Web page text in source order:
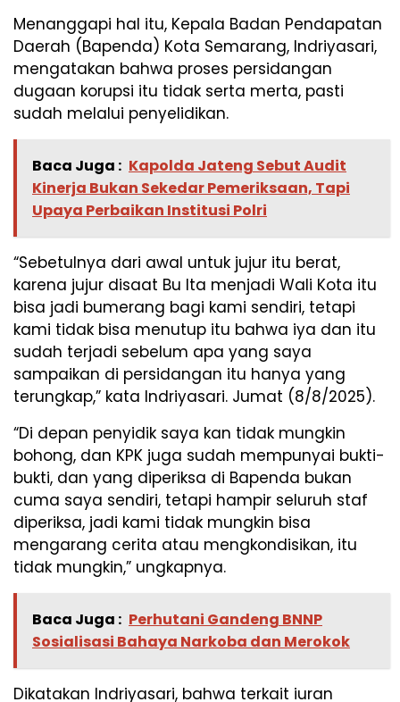
Menanggapi hal itu, Kepala Badan Pendapatan
Daerah (Bapenda) Kota Semarang, Indriyasari,
mengatakan bahwa proses persidangan
dugaan korupsi itu tidak serta merta, pasti
sudah melalui penyelidikan.
Baca Juga : Kapolda Jateng Sebut Audit
Kinerja Bukan Sekedar Pemeriksaan, Tapi
Upaya Perbaikan Institusi Polri
“Sebetulnya dari awal untuk jujur itu berat,
karena jujur disaat Bu Ita menjadi Wali Kota itu
bisa jadi bumerang bagi kami sendiri, tetapi
kami tidak bisa menutup itu bahwa iya dan itu
sudah terjadi sebelum apa yang saya
sampaikan di persidangan itu hanya yang
terungkap,” kata Indriyasari. Jumat (8/8/2025).
“Di depan penyidik saya kan tidak mungkin
bohong, dan KPK juga sudah mempunyai bukti-
bukti, dan yang diperiksa di Bapenda bukan
cuma saya sendiri, tetapi hampir seluruh staf
diperiksa, jadi kami tidak mungkin bisa
mengarang cerita atau mengkondisikan, itu
tidak mungkin,” ungkapnya.
Baca Juga : Perhutani Gandeng BNNP
Sosialisasi Bahaya Narkoba dan Merokok
Dikatakan Indriyasari, bahwa terkait iuran